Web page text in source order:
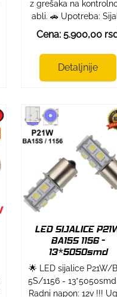
z grešaka na
abli. 🚗 Upotreba:
Cena: 5.900,00
Detaljnije
LED SIJALICE
BA15S 1156 -
13*5050smd
🌟 LED sijalice P21W/
5S/1156 -
Radni napon: 12v !!!